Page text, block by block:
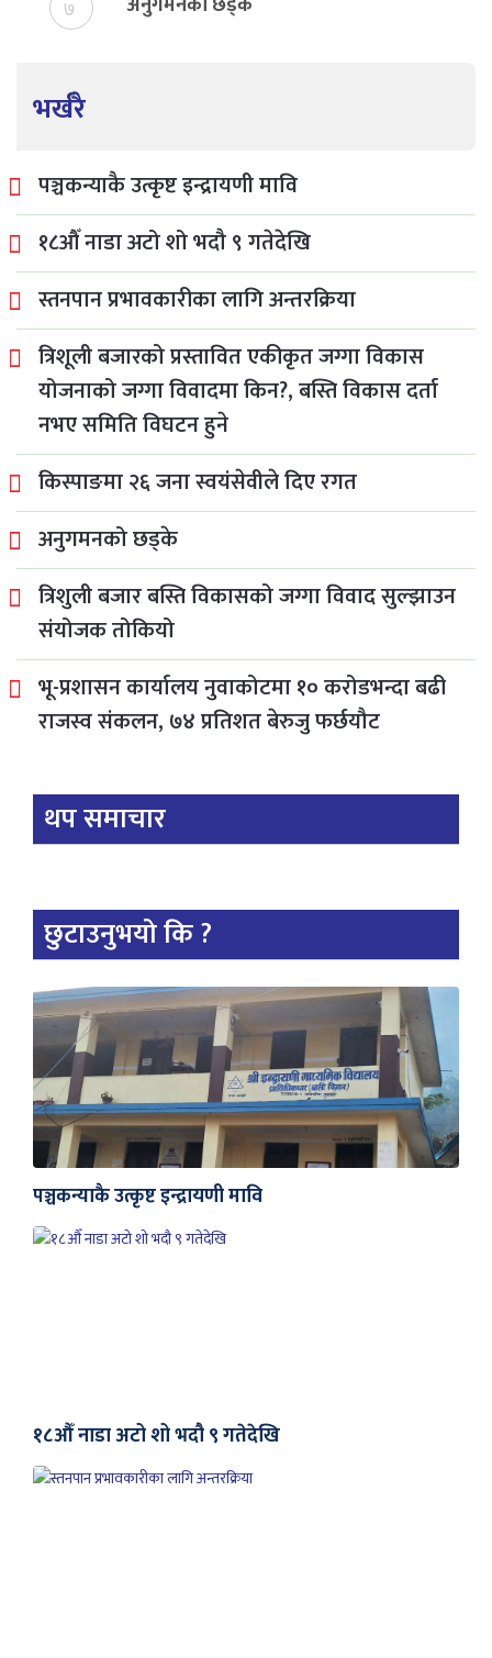
७
भर्खरै
पञ्चकन्याकै उत्कृष्ट इन्द्रायणी मावि
१८औँ नाडा अटो शो भदौ ९ गतेदेखि
स्तनपान प्रभावकारीका लागि अन्तरक्रिया
त्रिशूली बजारको प्रस्तावित एकीकृत जग्गा विकास
योजनाको जग्गा विवादमा किन?, बस्ति विकास दर्ता
नभए समिति विघटन हुने
किस्पाङमा २६ जना स्वयंसेवीले दिए रगत
अनुगमनको छड्के
त्रिशुली बजार बस्ति विकासको जग्गा विवाद सुल्झाउन
संयोजक तोकियो
भू-प्रशासन कार्यालय नुवाकोटमा १० करोडभन्दा बढी
राजस्व संकलन, ७४ प्रतिशत बेरुजु फर्छयौट
थप समाचार
छुटाउनुभयो कि ?
पञ्चकन्याकै उत्कृष्ट इन्द्रायणी मावि
१८औँ नाडा अटो शो भदौ ९ गतेदेखि